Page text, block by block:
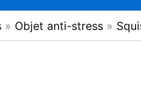
» Objet anti-stress »